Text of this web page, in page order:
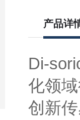
产品详
Di-
化领
创新